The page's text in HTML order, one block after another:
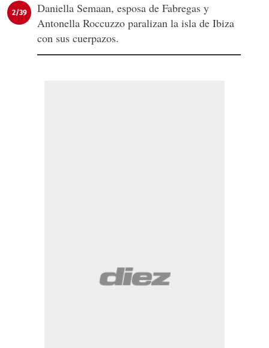
2/39
Daniella Semaan, esposa de Fabregas y
Antonella Roccuzzo paralizan la isla de Ibiza
con sus cuerpazos.